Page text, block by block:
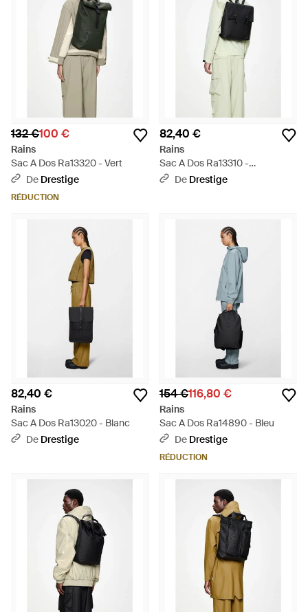
132 €100 €
Rains
Sac A Dos Ra13320 - Vert
De Drestige
RÉDUCTION
82,40 €
Rains
Sac A Dos Ra13310 -
Multicolore
De Drestige
82,40 €
Rains
Sac A Dos Ra13020 - Blanc
De Drestige
154 €116,80 €
Rains
Sac A Dos Ra14890 - Bleu
De Drestige
RÉDUCTION